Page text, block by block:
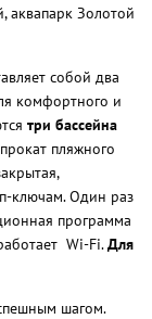
аквапарк Золотой
собой два
комфортного и
три бассейна
пляжного
ключам. Один раз
программа
Wi-Fi.Для
шагом.